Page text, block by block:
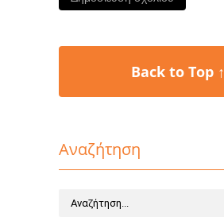
Back to Top ↑
Αναζήτηση